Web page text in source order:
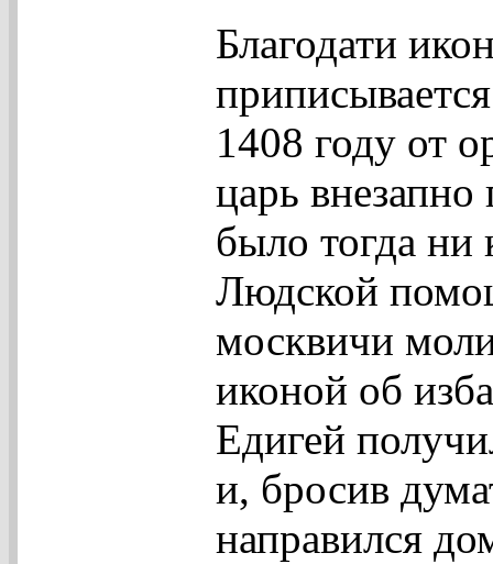
Благодати
1408 году от
царь
было тогда ни
Людской
москвичи
иконой об
Едигей
и, бросив
направился